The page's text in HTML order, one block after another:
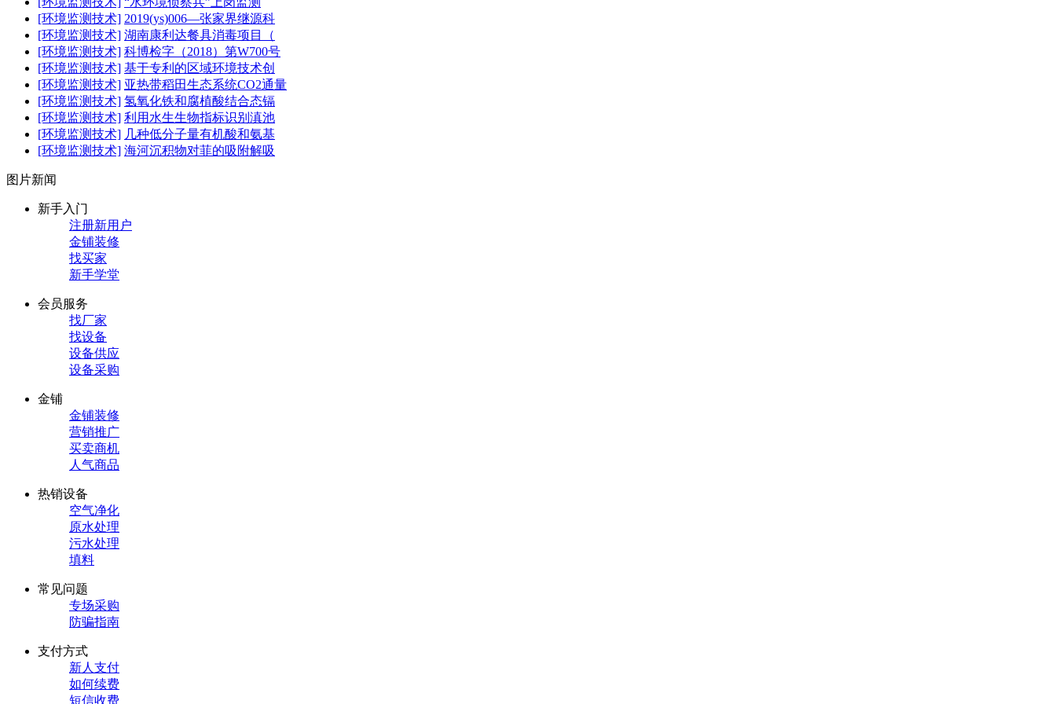
[环境监测技术] 2019(ys)006—张家界继源科
[环境监测技术] 湖南康利达餐具消毒项目（
[环境监测技术] 科博检字（2018）第W700号
[环境监测技术] 基于专利的区域环境技术创
[环境监测技术] 亚热带稻田生态系统CO2通量
[环境监测技术] 氢氧化铁和腐植酸结合态镉
[环境监测技术] 利用水生生物指标识别滇池
[环境监测技术] 几种低分子量有机酸和氨基
[环境监测技术] 海河沉积物对菲的吸附解吸
图片新闻
新手入门
注册新用户
金铺装修
找买家
新手学堂
会员服务
找厂家
找设备
设备供应
设备采购
金铺
金铺装修
营销推广
买卖商机
人气商品
热销设备
空气净化
原水处理
污水处理
填料
常见问题
专场采购
防骗指南
支付方式
新人支付
如何续费
短信收费